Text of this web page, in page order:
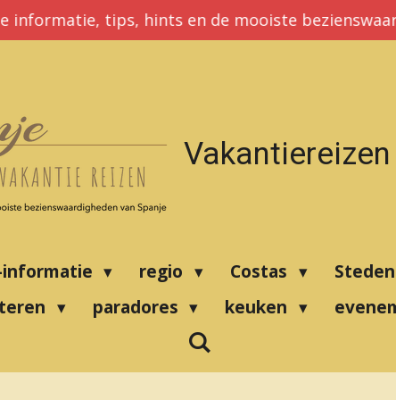
informatie, tips, hints en de mooiste
regio Costas Steden
paradores keuken